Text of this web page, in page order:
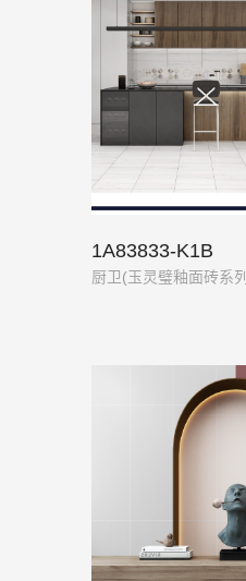
1A83833-K1B
厨卫(玉灵璧釉面砖系